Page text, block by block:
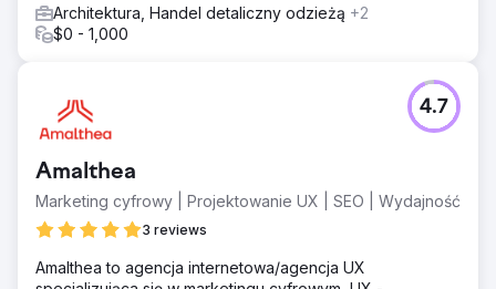
Architektura, Handel detaliczny odzieżą +2
$0 - 1,000
Amalthea
Marketing cyfrowy | Projektowanie UX | SEO | Wydajność
3 reviews
4.7
Amalthea to agencja internetowa/agencja UX